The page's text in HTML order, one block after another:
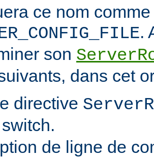
ce nom
.
son
dans cet
directive
switch.
de ligne de